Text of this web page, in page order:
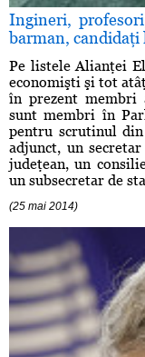
Ingineri,
barman, candidaţi
Pe listele Alianţei
economişti şi tot
în prezent membri
sunt membri în
pentru scrutinul
adjunct, un
judeţean, un
un subsecretar de
(25 mai 2014)